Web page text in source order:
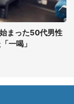
まった50代男性
一喝」